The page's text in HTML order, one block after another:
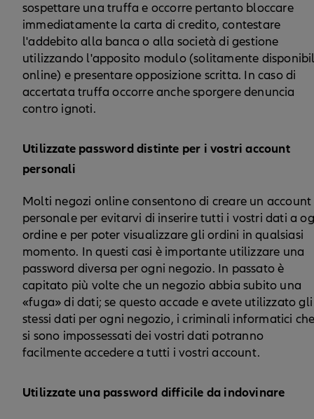
sospettare una truffa e occorre pertanto bloccare
immediatamente la carta di credito, contestare
l'addebito alla banca o alla società di gestione
utilizzando l'apposito modulo (solitamente
online) e presentare opposizione scritta. In caso di
accertata truffa occorre anche sporgere denuncia
contro ignoti.
Utilizzate password distinte per i vostri account
personali
Molti negozi online consentono di creare un account
personale per evitarvi di inserire tutti i vostri dati a
ordine e per poter visualizzare gli ordini in qualsiasi
momento. In questi casi è importante utilizzare una
password diversa per ogni negozio. In passato è
capitato più volte che un negozio abbia subito una
«fuga» di dati; se questo accade e avete utilizzato gli
stessi dati per ogni negozio, i criminali informatici
si sono impossessati dei vostri dati potranno
facilmente accedere a tutti i vostri account.
Utilizzate una password difficile da indovinare